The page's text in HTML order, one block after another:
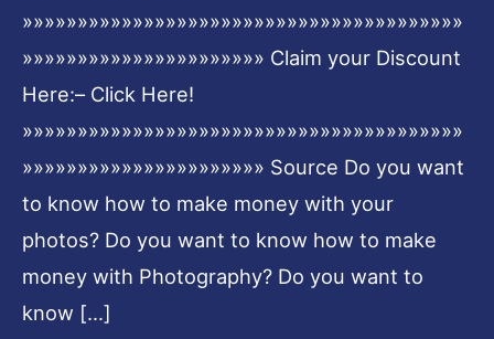
»»»»»»»»»»»»»»»»»»»»»»»»»»»»»»»»»»»»»»»»
»»»»»»»»»»»»»»»»»»»»»» Claim your Discount
Here:– Click Here!
»»»»»»»»»»»»»»»»»»»»»»»»»»»»»»»»»»»»»»»»
»»»»»»»»»»»»»»»»»»»»»» Source Do you want
to know how to make money with your
photos? Do you want to know how to make
money with Photography? Do you want to
know […]
Beginners-
Hindi